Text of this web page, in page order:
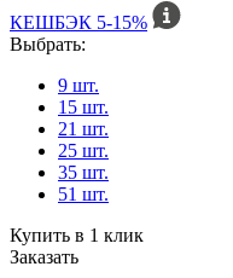
КЕШБЭК 5-15%
Выбрать:
9 шт.
15 шт.
21 шт.
25 шт.
35 шт.
51 шт.
Купить в 1 клик
Заказать